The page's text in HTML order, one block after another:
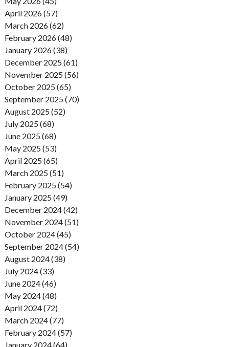
April 2026 (57)
March 2026 (62)
February 2026 (48)
January 2026 (38)
December 2025 (61)
November 2025 (56)
October 2025 (65)
September 2025 (70)
August 2025 (52)
July 2025 (68)
June 2025 (68)
May 2025 (53)
April 2025 (65)
March 2025 (51)
February 2025 (54)
January 2025 (49)
December 2024 (42)
November 2024 (51)
October 2024 (45)
September 2024 (54)
August 2024 (38)
July 2024 (33)
June 2024 (46)
May 2024 (48)
April 2024 (72)
March 2024 (77)
February 2024 (57)
January 2024 (64)